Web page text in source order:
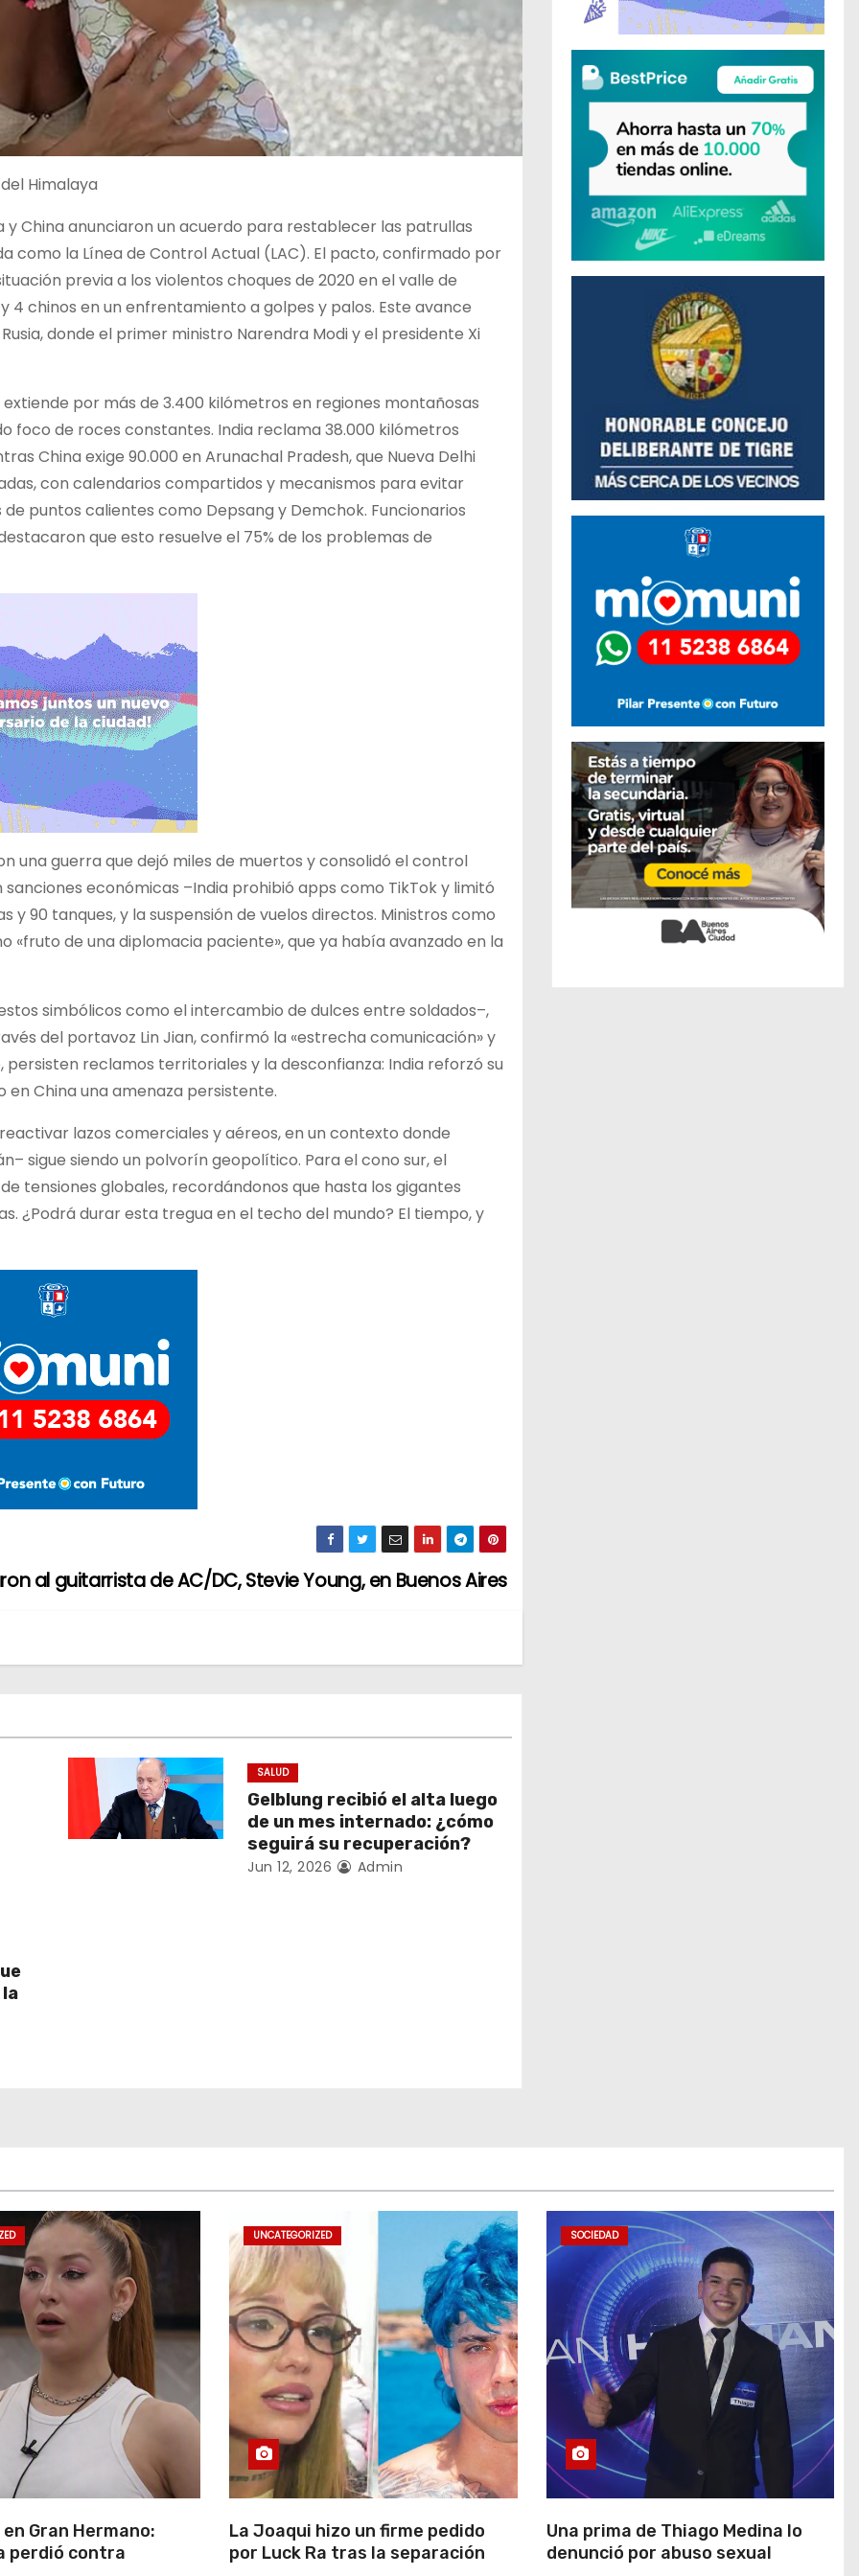
Himalaya
y China anunciaron un acuerdo para restablecer las patrullas
como la Línea de Control Actual (LAC). El pacto, confirmado por
previa a los violentos choques de 2020 en el valle de
4 chinos en un enfrentamiento a golpes y palos. Este avance
donde el primer ministro Narendra Modi y el presidente Xi
por más de 3.400 kilómetros en regiones montañosas
foco de roces constantes. India reclama 38.000 kilómetros
China exige 90.000 en Arunachal Pradesh, que Nueva Delhi
con calendarios compartidos y mecanismos para evitar
puntos calientes como Depsang y Demchok. Funcionarios
que esto resuelve el 75% de los problemas de
una guerra que dejó miles de muertos y consolidó el control
económicas –India prohibió apps como TikTok y limitó
y 90 tanques, y la suspensión de vuelos directos. Ministros como
de una diplomacia paciente», que ya había avanzado en la
simbólicos como el intercambio de dulces entre soldados–,
del portavoz Lin Jian, confirmó la «estrecha comunicación» y
reclamos territoriales y la desconfianza: India reforzó su
en China una amenaza persistente.
lazos comerciales y aéreos, en un contexto donde
sigue siendo un polvorín geopolítico. Para el cono sur, el
tensiones globales, recordándonos que hasta los gigantes
¿Podrá durar esta tregua en el techo del mundo? El tiempo, y
al guitarrista de AC/DC, Stevie Young, en Buenos Aires
SALUD
Gelblung recibió el alta luego
de un mes internado: ¿cómo
seguirá su recuperación?
Jun 12, 2026 Admin
Gran Hermano:
perdió contra
UNCATEGORIZED
La Joaqui hizo un firme pedido
por Luck Ra tras la separación
SOCIEDAD
Una prima de Thiago Medina lo
denunció por abuso sexual